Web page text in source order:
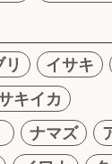
リ イサキ
キイカ
ナマズ